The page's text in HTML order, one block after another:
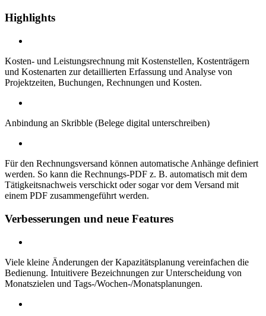
Highlights
Kosten- und Leistungsrechnung mit Kostenstellen, Kostenträgern
und Kostenarten zur detaillierten Erfassung und Analyse von
Projektzeiten, Buchungen, Rechnungen und Kosten.
Anbindung an Skribble (Belege digital unterschreiben)
Für den Rechnungsversand können automatische Anhänge definiert
werden. So kann die Rechnungs-PDF z. B. automatisch mit dem
Tätigkeitsnachweis verschickt oder sogar vor dem Versand mit
einem PDF zusammengeführt werden.
Verbesserungen und neue Features
Viele kleine Änderungen der Kapazitätsplanung vereinfachen die
Bedienung. Intuitivere Bezeichnungen zur Unterscheidung von
Monatszielen und Tags-/Wochen-/Monatsplanungen.